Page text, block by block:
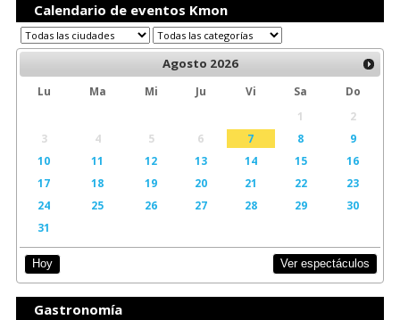
Calendario de eventos Kmon
Agosto 2026
Lu Ma Mi Ju Vi Sa
Do
1
2
3
4 5 6 7 8
9
10
11 12 13 14 15
16
17
18 19 20 21 22
23
24
25 26 27 28 29
30
31
Hoy Ver espectáculos
Gastronomía